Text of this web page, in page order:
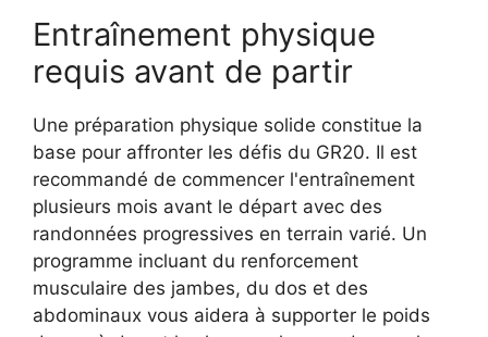
Entraînement physique
requis avant de partir
Une préparation physique solide constitue la
base pour affronter les défis du GR20. Il est
recommandé de commencer l'entraînement
plusieurs mois avant le départ avec des
randonnées progressives en terrain varié. Un
programme incluant du renforcement
musculaire des jambes, du dos et des
abdominaux vous aidera à supporter le poids